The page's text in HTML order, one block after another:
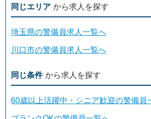
同じエリア から求人を探す
埼玉県の警備員求人一覧へ
川口市の警備員求人一覧へ
同じ条件 から求人を探す
60歳以上活躍中・シニア歓迎の警備員